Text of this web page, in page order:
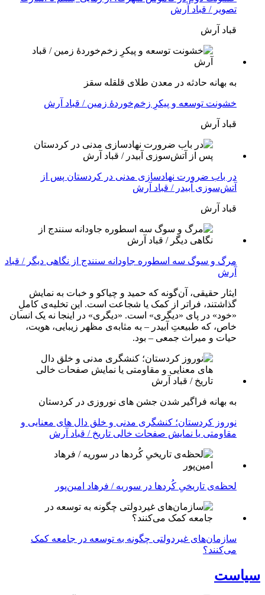
تصویر / قباد آرش
قباد آرش
بە بهانه حادثە در معدن طلای قلقله سقز
خشونت توسعه و پیکرِ زخم‌خوردهٔ زمین / قباد آرش
قباد آرش
در باب ضرورت نهادسازی مدنی در کردستان پس از
آتش‌سوزی آبیدر / قباد آرش
قباد آرش
مرگ و سوگ سه اسطوره جاودانه سنندج از نگاهی دیگر / قباد
آرش
ایثار حقیقی، آن‌گونه که حمید و چیاکو و خبات به نمایش
گذاشتند، فراتر از کمک یا شجاعت است. این تخلیه‌ی کاملِ
«خود» در پای «دیگری» است. «دیگری» در اینجا نه یک انسان
خاص، که طبیعتِ آبیدر – به مثابه‌ی مظهر زیبایی، هویت،
حیات و میراث جمعی – بود.
به بهانه فراگیر شدن جشن های نوروزی در کردستان
نوروز کردستان؛ کنشگری مدنی و خلق دال های معنایی و
مقاومتی یا نمایش صفحات خالی تاریخ / قباد آرش
لحظه‌ی تاریخیِ کُردها در سوریه / فرهاد امین‌پور
سازمان‌های غیردولتی چگونه به توسعه در جامعه کمک
می‌کنند؟
سیاست